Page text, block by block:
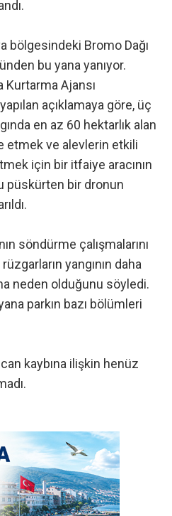
bölgesindeki Bromo Dağı
bu yana yanıyor.
Kurtarma Ajansı
açıklamaya göre, üç
en az 60 hektarlık alan
etmek ve alevlerin etkili
için bir itfaiye aracının
püskürten bir dronun
söndürme çalışmalarını
yangının daha
neden olduğunu söyledi.
parkın bazı bölümleri
can kaybına ilişkin henüz